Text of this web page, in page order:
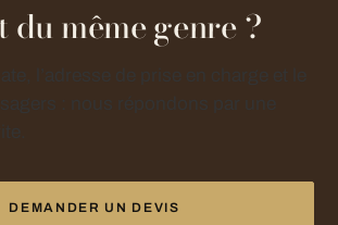
du même genre ?
DEMANDER UN DEVIS